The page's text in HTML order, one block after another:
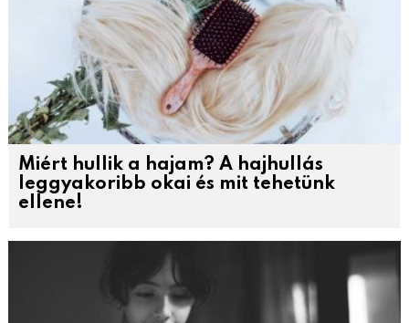
Miért hullik a hajam? A hajhullás
leggyakoribb okai és mit tehetünk
ellene!